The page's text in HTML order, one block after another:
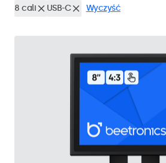
8 cali USB-C Wyczyść